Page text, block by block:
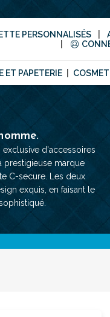
PERSONNALISÉS
ET PAPETERIE
d'accessoires
marque
C-secure. Les deux
exquis, en faisant le